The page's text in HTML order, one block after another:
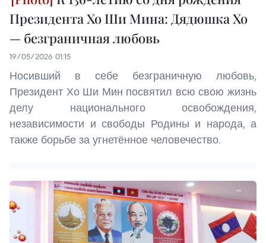
Президента Хо Ши Мина: Дядюшка Хо
— безграничная любовь
19/05/2026 01:15
Носивший в себе безграничную любовь,
Президент Хо Ши Мин посвятил всю свою жизнь
делу национального освобождения,
независимости и свободы Родины и народа, а
также борьбе за угнетённое человечество.